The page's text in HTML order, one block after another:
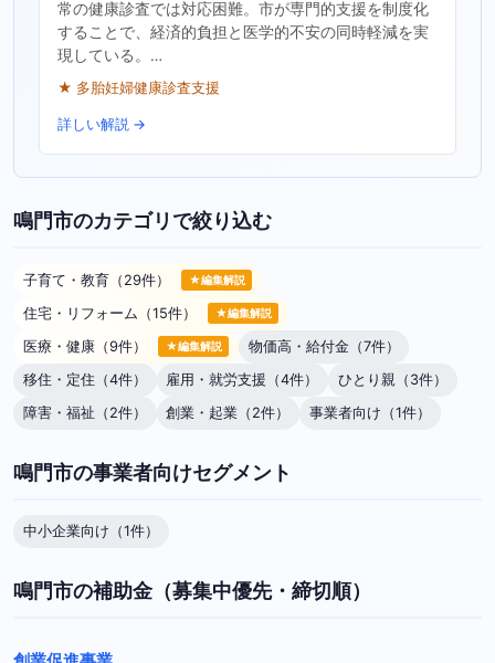
常の健康診査では対応困難。市が専門的支援を制度化
することで、経済的負担と医学的不安の同時軽減を実
現している。…
★ 多胎妊婦健康診査支援
詳しい解説 →
鳴門市のカテゴリで絞り込む
子育て・教育（29件） ★編集解説
住宅・リフォーム（15件） ★編集解説
医療・健康（9件） ★編集解説
物価高・給付金（7件）
移住・定住（4件）
雇用・就労支援（4件）
ひとり親（3件）
障害・福祉（2件）
創業・起業（2件） 事業者向け（1件）
鳴門市の事業者向けセグメント
中小企業向け（1件）
鳴門市の補助金（募集中優先・締切順）